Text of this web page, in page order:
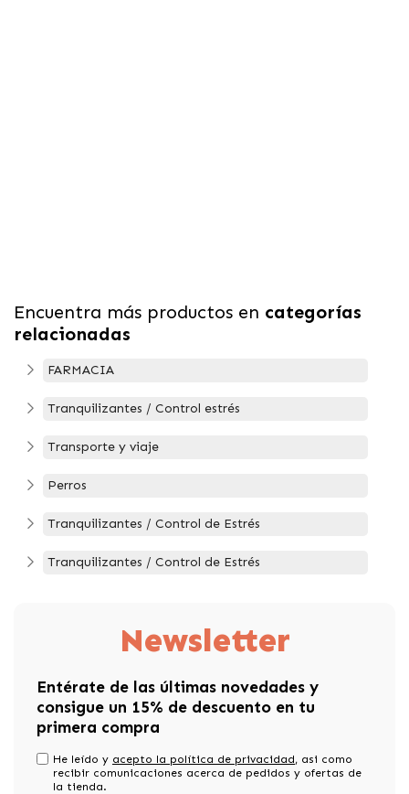
Encuentra más productos en categorías
relacionadas
FARMACIA
Tranquilizantes / Control estrés
Transporte y viaje
Perros
Tranquilizantes / Control de Estrés
Tranquilizantes / Control de Estrés
Newsletter
Entérate de las últimas novedades y
consigue un 15% de descuento en tu
primera compra
He leído y acepto la política de privacidad, asi como
recibir comunicaciones acerca de pedidos y ofertas de
la tienda.